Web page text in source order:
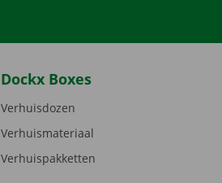
Dockx Boxes
Verhuisdozen
Verhuismateriaal
Verhuispakketten